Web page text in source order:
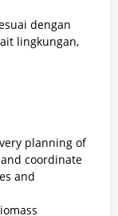
dengan
lingkungan,
planning of
coordinate
and